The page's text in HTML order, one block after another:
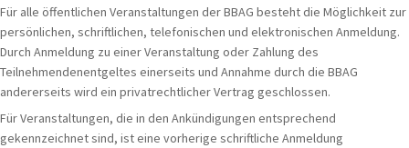
Für alle öffentlichen Veranstaltungen der BBAG besteht die Möglichkeit zur
persönlichen, schriftlichen, telefonischen und elektronischen Anmeldung.
Durch Anmeldung zu einer Veranstaltung oder Zahlung des
Teilnehmendenentgeltes einerseits und Annahme durch die BBAG
andererseits wird ein privatrechtlicher Vertrag geschlossen.
Für Veranstaltungen, die in den Ankündigungen entsprechend
gekennzeichnet sind, ist eine vorherige schriftliche Anmeldung